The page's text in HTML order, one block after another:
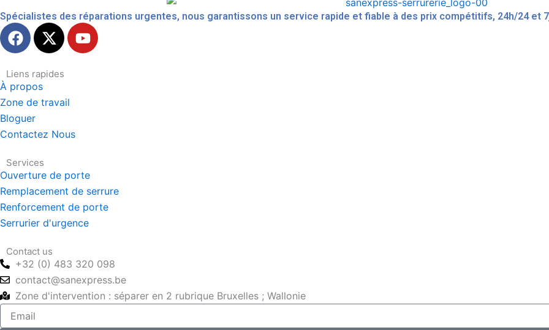
Spécialistes des réparations urgentes, nous garantissons un service rapide et fiable à des prix compétitifs, 24h/24 et
F
a
e
b
o
o
k
X
-
w
t
e
Y
o
Liens rapides
À propos
Zone de travail
Bloguer
Contactez Nous
Services
Ouverture de porte
Remplacement de serrure
Renforcement de porte
Serrurier d'urgence
Contact us
+32 (0) 483 320 098
contact@sanexpress.be
Zone d'intervention : séparer en 2 rubrique Bruxelles ; Wallonie